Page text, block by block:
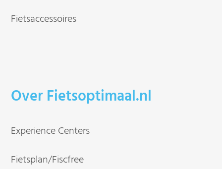
Fietsaccessoires
Over Fietsoptimaal.nl
Experience Centers
Fietsplan/Fiscfree